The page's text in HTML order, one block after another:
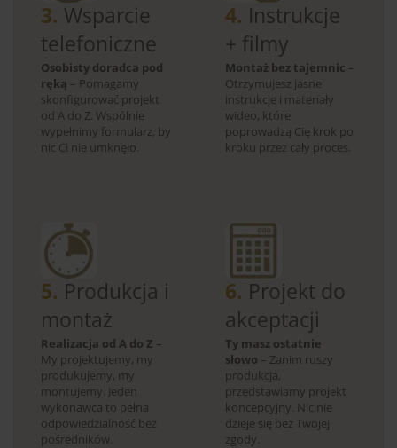
3. Wsparcie
telefoniczne
Osobisty doradca pod
ręką – Pomagamy
skonfigurować projekt
od A do Z. Wspólnie
wypełnimy formularz, by
nic Ci nie umknęło.
4. Instrukcje
+ filmy
Montaż bez tajemnic –
Otrzymujesz jasne
instrukcje i materiały
wideo, które
poprowadzą Cię krok po
kroku przez cały proces.
5. Produkcja i
montaż
Realizacja od A do Z –
My projektujemy, my
produkujemy, my
montujemy. Jeden
wykonawca to pełna
odpowiedzialność bez
pośredników.
6. Projekt do
akceptacji
Ty masz ostatnie
słowo – Zanim ruszy
produkcja,
przedstawiamy projekt
koncepcyjny. Nic nie
dzieje się bez Twojej
zgody.